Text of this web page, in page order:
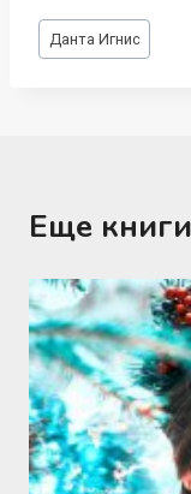
Метки
записи:
Данта Игнис
Еще книги